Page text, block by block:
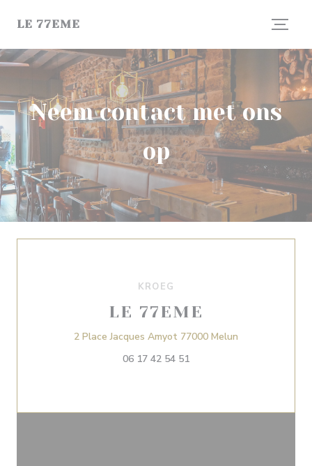
LE 77EME
Neem contact met ons
op
KROEG
LE 77EME
2 Place Jacques Amyot 77000 Melun
06 17 42 54 51